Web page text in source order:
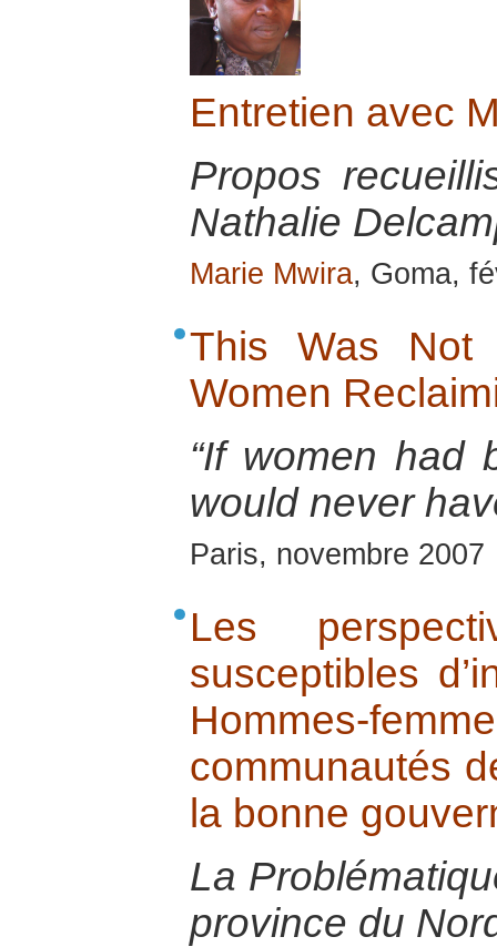
Entretien avec
Propos
Nathalie
Marie Mwira, Goma,
This Was Not
Women
“If women had
would never
Paris, novembre 2007
Les
susceptibles
Hommes-
communautés
la bonne
La
province du